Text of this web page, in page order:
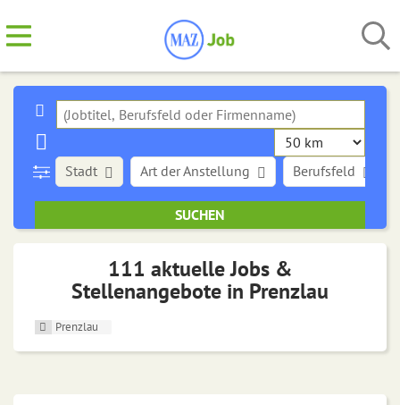
Stadt Art der Anstellung Berufsfeld
111 aktuelle Jobs &
Stellenangebote in Prenzlau
Prenzlau